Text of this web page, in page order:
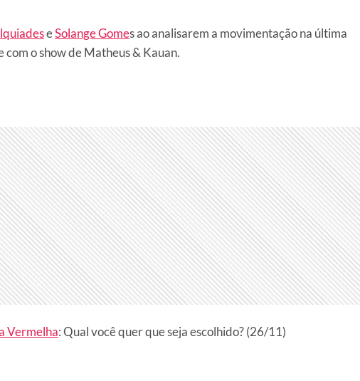
eSolange Gomes ao analisarem a movimentação na última
o show de Matheus & Kauan.
Vermelha: Qual você quer que seja escolhido? (26/11)